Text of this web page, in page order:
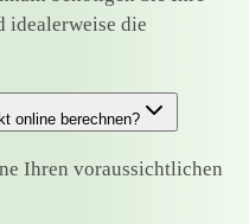
idealerweise die
online berechnen?
Ihren voraussichtlichen